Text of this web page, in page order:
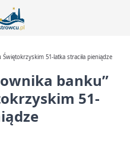
51-latka straciła pieniądze
banku”
51-